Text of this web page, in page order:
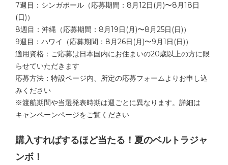
7週目：シンガポール（応募期間：8月12日(月)〜8月18日
(日)）
8週目：沖縄（応募期間：8月19日(月)〜8月25日(日)）
9週目：ハワイ（応募期間：8月26日(月)〜9月1日(日)）
適用資格：ご応募は日本国内にお住まいの20歳以上の方に限
らせていただきます
応募方法：特設ページ内、所定の応募フォームよりお申し込
みください
※渡航期間や当選発表時期は週ごとに異なります。詳細は
キャンペーンページをご覧ください
購入すればするほど当たる！夏のベルトラジャ
ンボ！